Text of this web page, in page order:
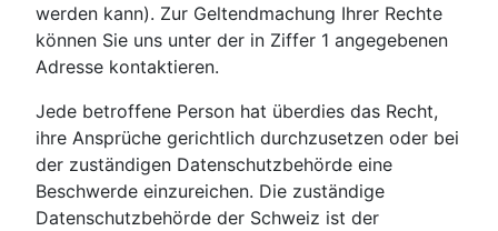
werden kann). Zur Geltendmachung Ihrer Rechte
können Sie uns unter der in Ziffer 1 angegebenen
Adresse kontaktieren.
Jede betroffene Person hat überdies das Recht,
ihre Ansprüche gerichtlich durchzusetzen oder bei
der zuständigen Datenschutzbehörde eine
Beschwerde einzureichen. Die zuständige
Datenschutzbehörde der Schweiz ist der